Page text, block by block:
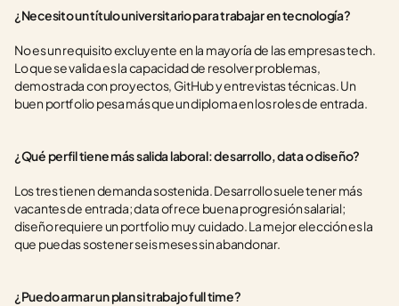
¿Necesito un título universitario para trabajar en tecnología?
No es un requisito excluyente en la mayoría de las empresas tech.
Lo que se valida es la capacidad de resolver problemas,
demostrada con proyectos, GitHub y entrevistas técnicas. Un
buen portfolio pesa más que un diploma en los roles de entrada.
¿Qué perfil tiene más salida laboral: desarrollo, data o diseño?
Los tres tienen demanda sostenida. Desarrollo suele tener más
vacantes de entrada; data ofrece buena progresión salarial;
diseño requiere un portfolio muy cuidado. La mejor elección es la
que puedas sostener seis meses sin abandonar.
¿Puedo armar un plan si trabajo full time?